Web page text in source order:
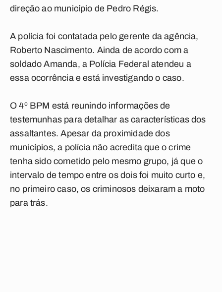
direção ao município de Pedro Régis.
A polícia foi contatada pelo gerente da agência,
Roberto Nascimento. Ainda de acordo com a
soldado Amanda, a Polícia Federal atendeu a
essa ocorrência e está investigando o caso.
O 4º BPM está reunindo informações de
testemunhas para detalhar as características dos
assaltantes. Apesar da proximidade dos
municípios, a polícia não acredita que o crime
tenha sido cometido pelo mesmo grupo, já que o
intervalo de tempo entre os dois foi muito curto e,
no primeiro caso, os criminosos deixaram a moto
para trás.